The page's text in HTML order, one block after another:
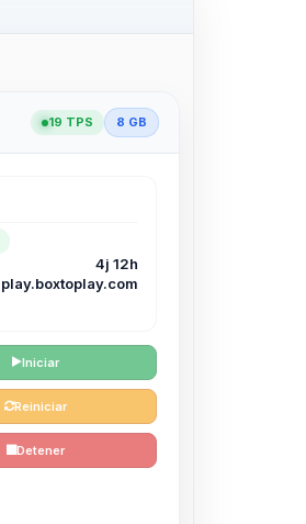
19 TPS 8 GB
4j 12h
play.boxtoplay.com
Iniciar
Reiniciar
Detener